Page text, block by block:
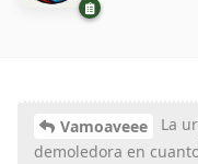
Vamoaveee
La
demoledora en